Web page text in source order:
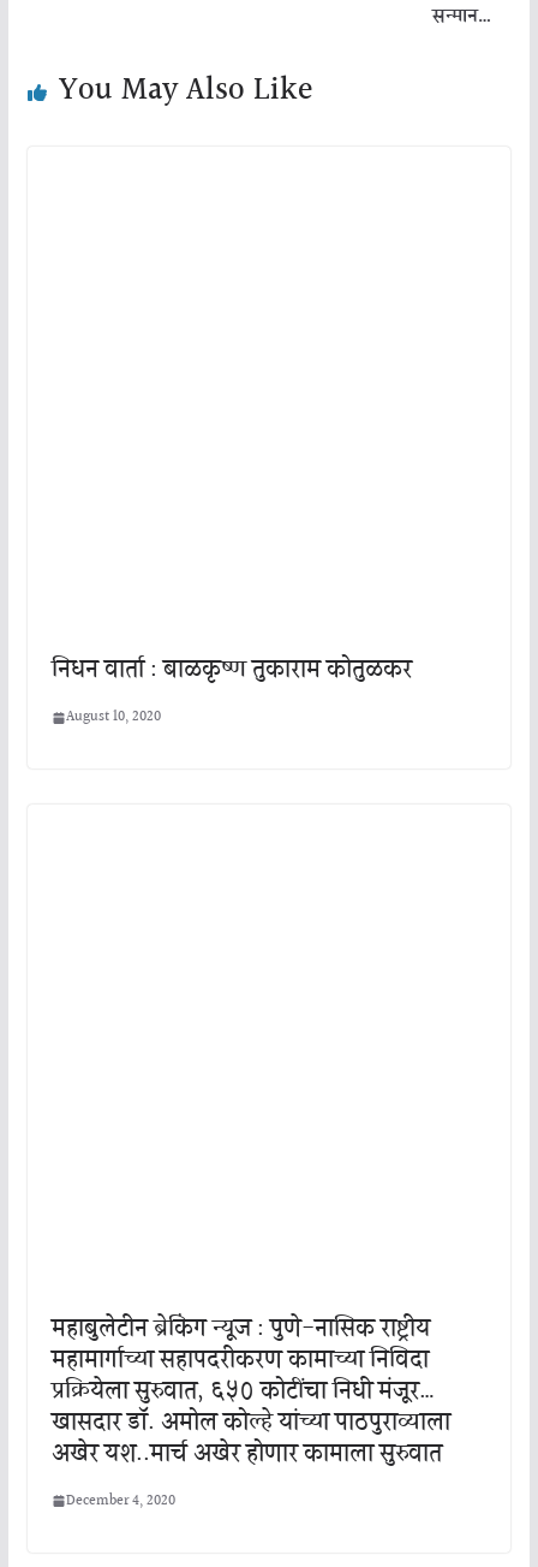
सन्मान…
You May Also Like
निधन वार्ता : बाळकृष्ण तुकाराम कोतुळकर
August 10, 2020
महाबुलेटीन ब्रेकिंग न्यूज : पुणे-नासिक राष्ट्रीय
महामार्गाच्या सहापदरीकरण कामाच्या निविदा
प्रक्रियेला सुरुवात, ६५० कोटींचा निधी मंजूर…
खासदार डॉ. अमोल कोल्हे यांच्या पाठपुराव्याला
अखेर यश..मार्च अखेर होणार कामाला सुरुवात
December 4, 2020